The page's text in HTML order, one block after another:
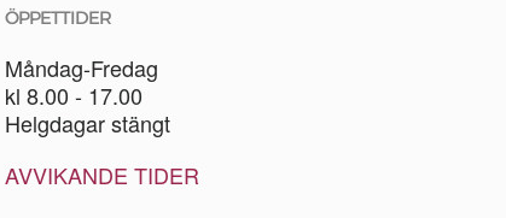
ÖPPETTIDER
Måndag-Fredag
kl 8.00 - 17.00
Helgdagar stängt
AVVIKANDE TIDER